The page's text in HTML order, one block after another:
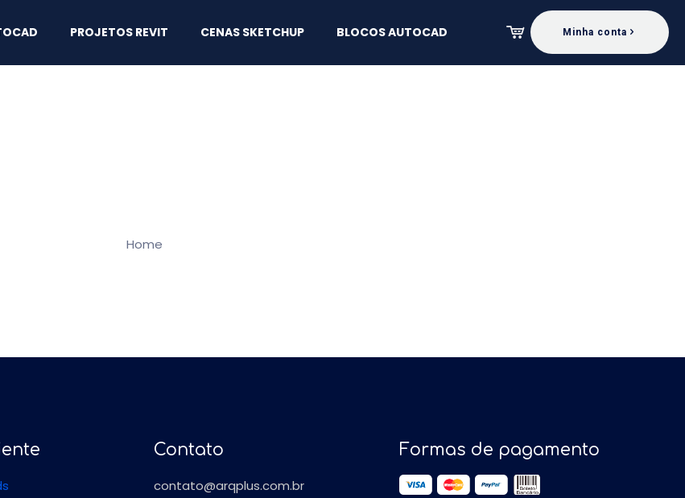
PROJETOS REVIT CENAS SKETCHUP BLOCOS AUTOCAD Minha conta
Home
Contato
contato@arqplus.com.br
Formas de pagamento